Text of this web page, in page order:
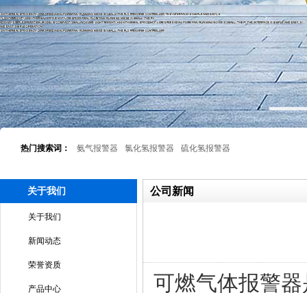
热门搜索词： 氨气报警器 氯化氢报警器 硫化氢报警器
关于我们
关于我们
新闻动态
荣誉资质
产品中心
公司新闻
可燃气体报警